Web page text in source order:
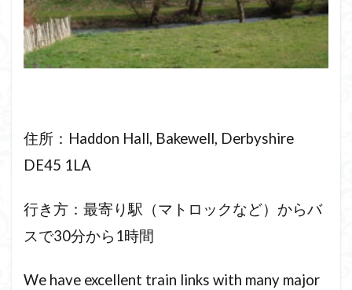
住所：Haddon Hall, Bakewell, Derbyshire
DE45 1LA
行き方：最寄り駅（マトロックなど）からバ
スで30分から1時間
We have excellent train links with many major